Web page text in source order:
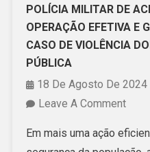
POLÍCIA MILITAR DE
OPERAÇÃO EFETIVA E
CASO DE VIOLÊNCIA
PÚBLICA
18 De Agosto De 2024
Leave A CommentOn
Em mais uma ação